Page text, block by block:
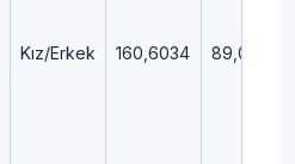
Kız/Erkek 160,6034 89,06